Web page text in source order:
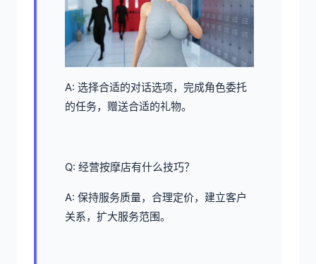
A: 选择合适的对话选项，完成角色委托
的任务，赠送合适的礼物。
Q: 经营按摩店有什么技巧？
A: 保持服务质量，合理定价，建立客户
关系，扩大服务范围。